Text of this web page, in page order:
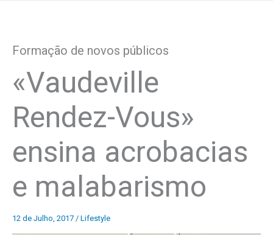
Formação de novos públicos
«Vaudeville
Rendez-Vous»
ensina acrobacias
e malabarismo
12 de Julho, 2017 / Lifestyle